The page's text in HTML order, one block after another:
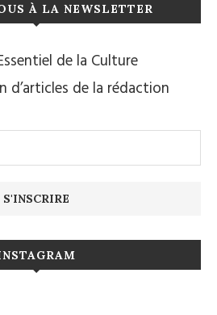
À LA NEWSLETTER
de la Culture
d’articles de la rédaction